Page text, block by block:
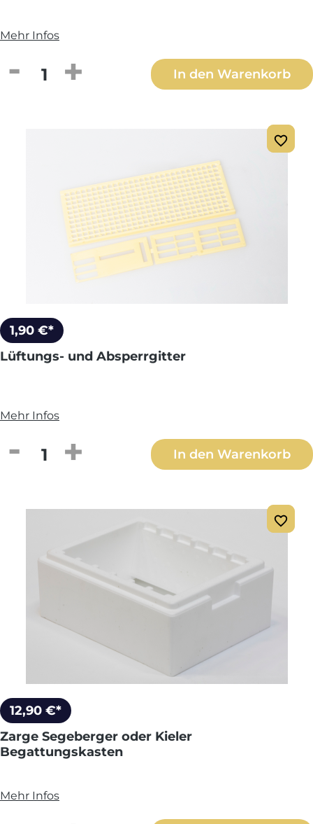
Mehr Infos
Produkt Anzahl: Gib den gewünschten
In den Warenkorb
1,90 €*
Lüftungs- und Absperrgitter
Mehr Infos
Produkt Anzahl: Gib den gewünschten
In den Warenkorb
12,90 €*
Zarge Segeberger oder Kieler
Begattungskasten
Mehr Infos